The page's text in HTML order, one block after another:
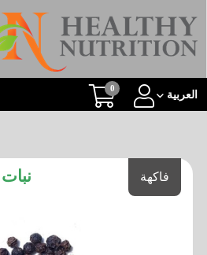
0
العربیة
نبات فاكهة